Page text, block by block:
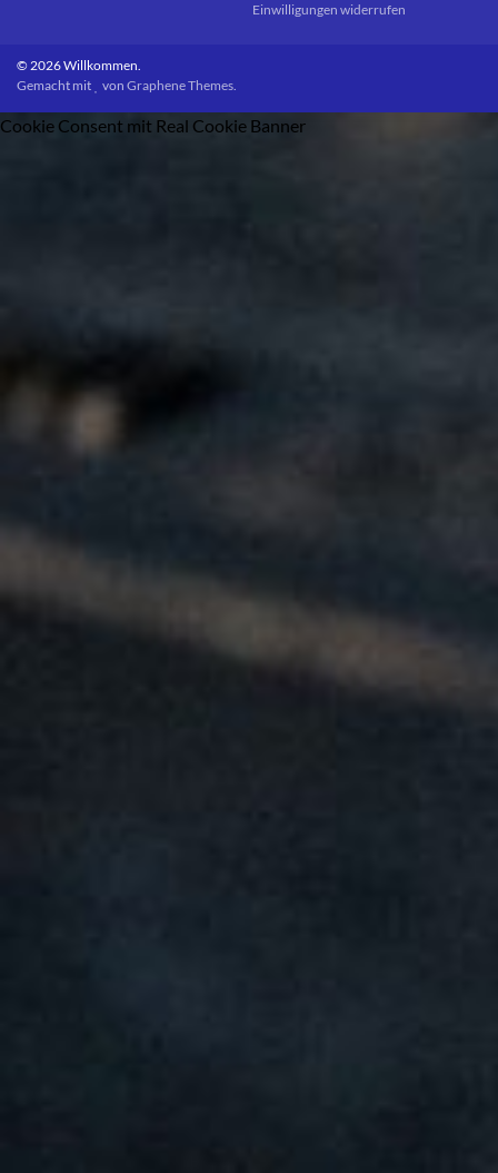
Einwilligungen widerrufen
© 2026 Willkommen.
Gemacht mit
vonGraphene Themes.
Cookie Consent mit Real Cookie Banner